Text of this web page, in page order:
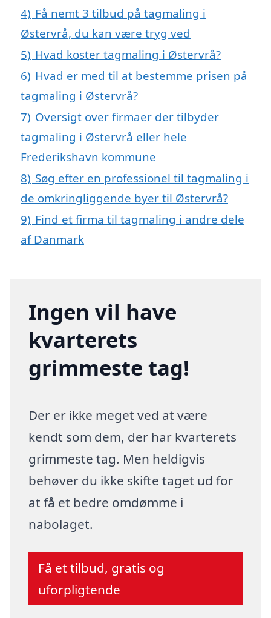
4) Få nemt 3 tilbud på tagmaling i
Østervrå, du kan være tryg ved
5) Hvad koster tagmaling i Østervrå?
6) Hvad er med til at bestemme prisen på
tagmaling i Østervrå?
7) Oversigt over firmaer der tilbyder
tagmaling i Østervrå eller hele
Frederikshavn kommune
8) Søg efter en professionel til tagmaling i
de omkringliggende byer til Østervrå?
9) Find et firma til tagmaling i andre dele
af Danmark
Ingen vil have
kvarterets
grimmeste tag!
Der er ikke meget ved at være
kendt som dem, der har kvarterets
grimmeste tag. Men heldigvis
behøver du ikke skifte taget ud for
at få et bedre omdømme i
nabolaget.
Få et tilbud, gratis og
uforpligtende